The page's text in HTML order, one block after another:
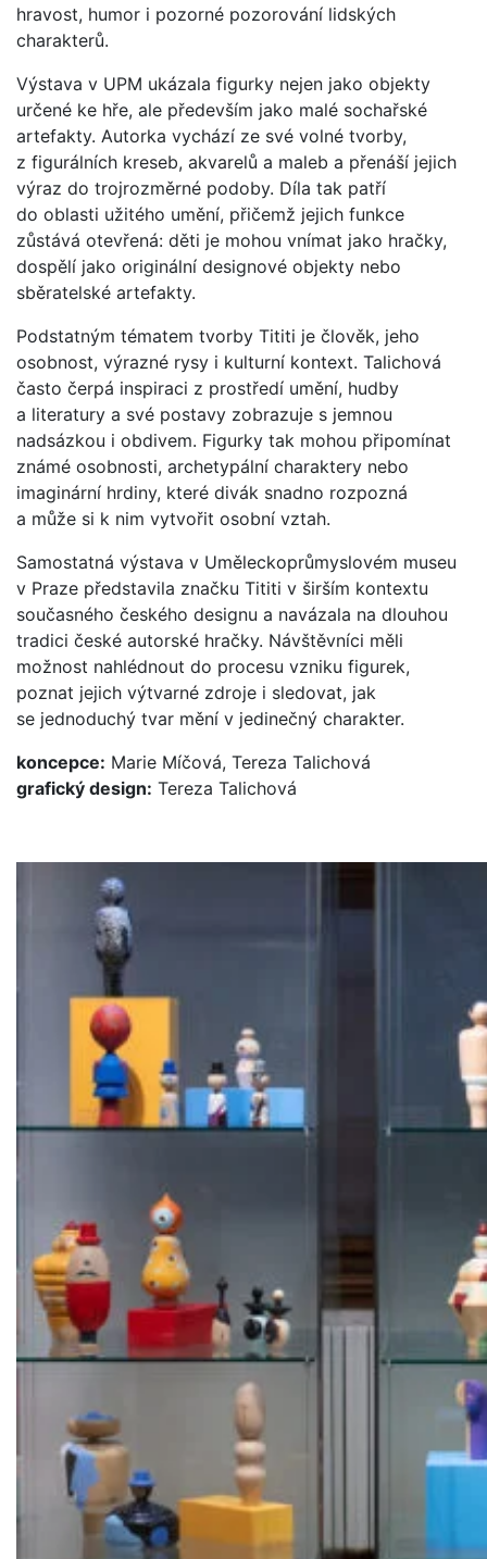
hravost, humor i pozorné pozorování lidských
charakterů.
Výstava v UPM ukázala figurky nejen jako objekty
určené ke hře, ale především jako malé sochařské
artefakty. Autorka vychází ze své volné tvorby,
z figurálních kreseb, akvarelů a maleb a přenáší jejich
výraz do trojrozměrné podoby. Díla tak patří
do oblasti užitého umění, přičemž jejich funkce
zůstává otevřená: děti je mohou vnímat jako hračky,
dospělí jako originální designové objekty nebo
sběratelské artefakty.
Podstatným tématem tvorby Tititi je člověk, jeho
osobnost, výrazné rysy i kulturní kontext. Talichová
často čerpá inspiraci z prostředí umění, hudby
a literatury a své postavy zobrazuje s jemnou
nadsázkou i obdivem. Figurky tak mohou připomínat
známé osobnosti, archetypální charaktery nebo
imaginární hrdiny, které divák snadno rozpozná
a může si k nim vytvořit osobní vztah.
Samostatná výstava v Uměleckoprůmyslovém museu
v Praze představila značku Tititi v širším kontextu
současného českého designu a navázala na dlouhou
tradici české autorské hračky. Návštěvníci měli
možnost nahlédnout do procesu vzniku figurek,
poznat jejich výtvarné zdroje i sledovat, jak
se jednoduchý tvar mění v jedinečný charakter.
koncepce: Marie Míčová, Tereza Talichová
grafický design: Tereza Talichová